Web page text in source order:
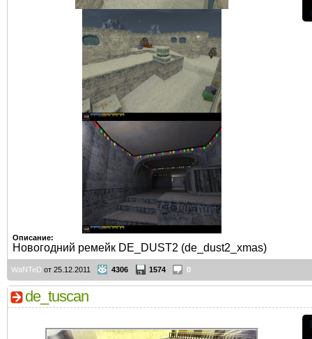
Описание:
Новогодний ремейк DE_DUST2 (de_dust2_xmas)
WaNTeD от 25.12.2011 4306 1574 0
de_tuscan